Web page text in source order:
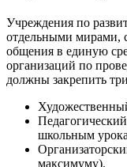
Учреждения по
отдельными мирами,
общения в единую
организаций по
должны закрепить
школьным
максимуму).